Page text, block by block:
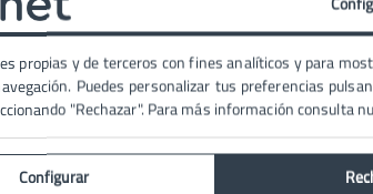
más Popular
propias y de terceros con fines analíticos y para
Puedes personalizar tus preferencias
"Rechazar". Para más información consulta
Configurar